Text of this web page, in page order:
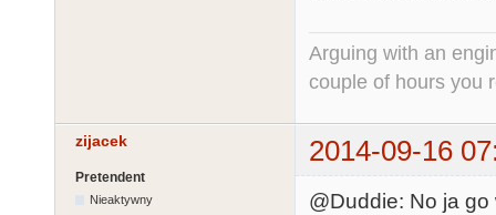
Arguing with an
couple of hours you
zijacek 2014-09-16
Pretendent
Nieaktywny
@Duddie: No ja go